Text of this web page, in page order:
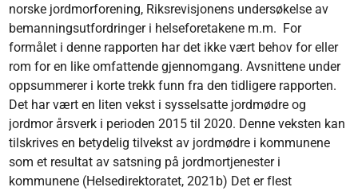
norske jordmorforening, Riksrevisjonens undersøkelse av
bemanningsutfordringer i helseforetakene m.m. For
formålet i denne rapporten har det ikke vært behov for eller
rom for en like omfattende gjennomgang. Avsnittene under
oppsummerer i korte trekk funn fra den tidligere rapporten.
Det har vært en liten vekst i sysselsatte jordmødre og
jordmor årsverk i perioden 2015 til 2020. Denne veksten kan
tilskrives en betydelig tilvekst av jordmødre i kommunene
som et resultat av satsning på jordmortjenester i
kommunene (Helsedirektoratet, 2021b) Det er flest